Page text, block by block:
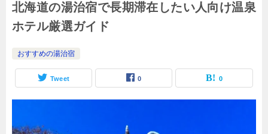
北海道の湯治宿で長期滞在したい人向け温泉
ホテル厳選ガイド
おすすめの湯治宿
Tweet 0 0